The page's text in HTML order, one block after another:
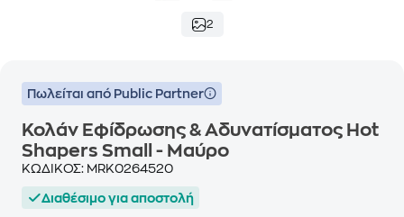
2
Πωλείται από Public Partner
Κολάν Εφίδρωσης & Αδυνατίσματος Hot
Shapers Small - Μαύρο
ΚΩΔΙΚΟΣ: MRK0264520
Διαθέσιμο για αποστολή